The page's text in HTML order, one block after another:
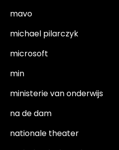
mavo
michael pilarczyk
microsoft
min
ministerie van onderwijs
na de dam
nationale theater